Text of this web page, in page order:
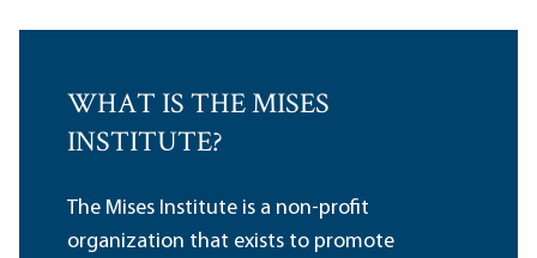
WHAT IS THE MISES
INSTITUTE?
The Mises Institute is a non-profit
organization that exists to promote